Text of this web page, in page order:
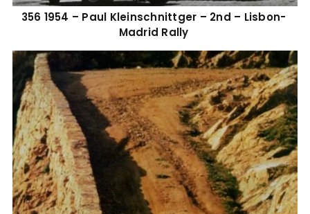
356 1954 – Paul Kleinschnittger – 2nd – Lisbon-
Madrid Rally